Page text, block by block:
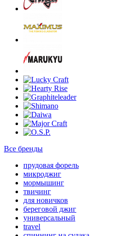
Все бренды
прудовая форель
микроджиг
мормышинг
твичинг
для новичков
береговой джиг
универсальный
travel